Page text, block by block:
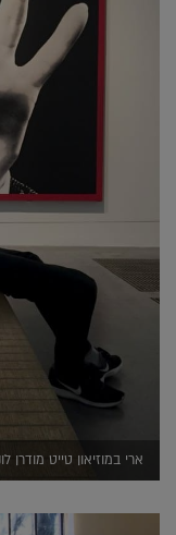
ארי במוזיאון טייט מודרן